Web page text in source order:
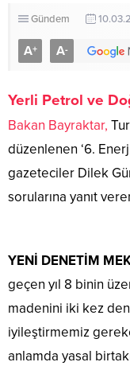
Gündem
A+ A-
Yerli Petrol ve
Bakan Bayraktar,
düzenlenen ‘6.
gazeteciler Dilek
sorularına yanıt
YENİ DENETİM
geçen yıl 8 binin
madenini iki kez
iyileştirmemiz
anlamda yasal